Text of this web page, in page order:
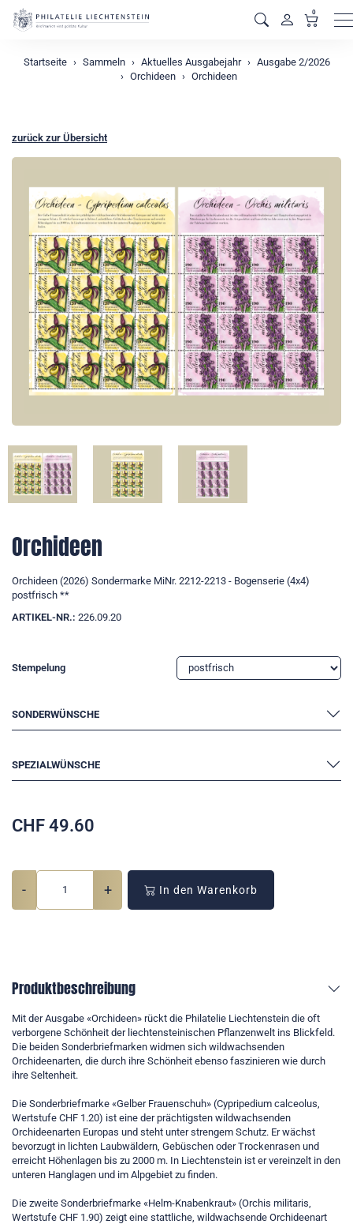
0
Startseite Sammeln Aktuelles Ausgabejahr
Ausgabe 2/2026
Orchideen
Orchideen
zurück zur Übersicht
Orchideen
Orchideen (2026) Sondermarke MiNr. 2212-2213 - Bogenserie (4x4)
postfrisch **
ARTIKEL-NR.: 226.09.20
Stempelung
SONDERWÜNSCHE
SPEZIALWÜNSCHE
CHF 49.60
- + In den Warenkorb
Produktbeschreibung
Mit der Ausgabe «Orchideen» rückt die Philatelie Liechtenstein die oft
verborgene Schönheit der liechtensteinischen Pflanzenwelt ins Blickfeld.
Die beiden Sonderbriefmarken widmen sich wildwachsenden
Orchideenarten, die durch ihre Schönheit ebenso faszinieren wie durch
ihre Seltenheit.
Die Sonderbriefmarke «Gelber Frauenschuh» (Cypripedium calceolus,
Wertstufe CHF 1.20) ist eine der prächtigsten wildwachsenden
Orchideenarten Europas und steht unter strengem Schutz. Er wächst
bevorzugt in lichten Laubwäldern, Gebüschen oder Trockenrasen und
erreicht Höhenlagen bis zu 2000 m. In Liechtenstein ist er vereinzelt in den
unteren Hanglagen und im Alpgebiet zu finden.
Die zweite Sonderbriefmarke «Helm-Knabenkraut» (Orchis militaris,
Wertstufe CHF 1.90) zeigt eine stattliche, wildwachsende Orchideenart